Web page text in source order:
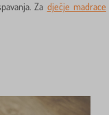
Za dječje madrace